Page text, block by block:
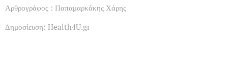
Αρθρογράφος : Παπαμαρκάκης Χάρης
Δημοσίευση: Health4U.gr